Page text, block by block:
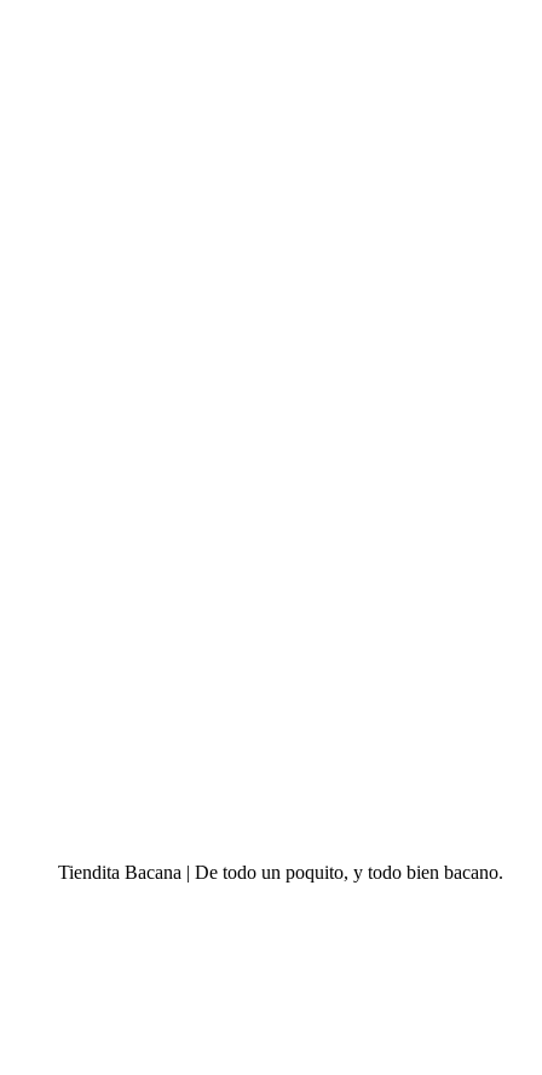
Tiendita Bacana | De todo un poquito, y todo bien bacano.